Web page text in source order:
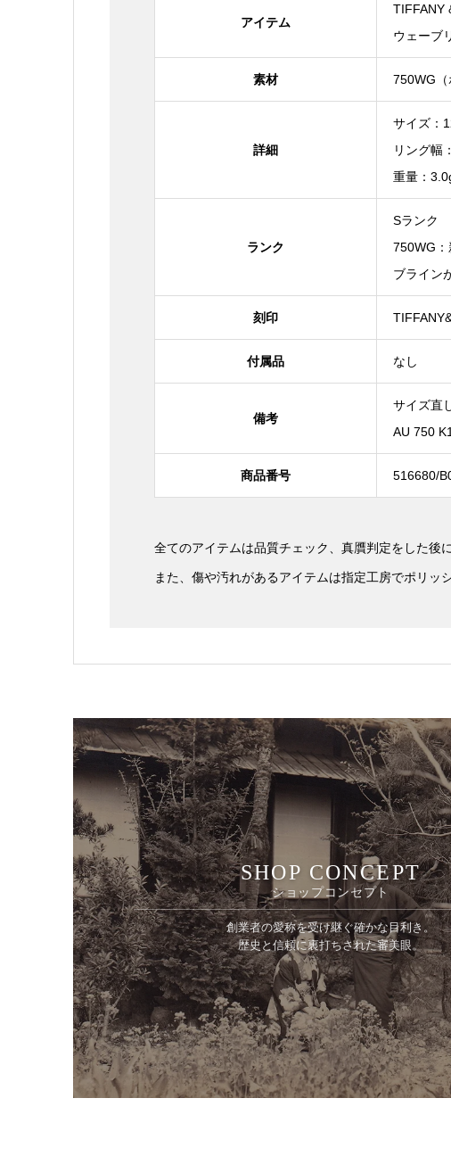
全てのアイテムは品質チェック、真贋判定をした後
また、傷や汚れがあるアイテムは指定工房でポリッ
アイテム
TIFFANY
ウェーブ
素材 750WG（
詳細
サイズ：
リング幅
重量：
ランク
Sランク
750WG
ブライン
刻印
付属品 なし
備考
サイズ直
AU 750
商品番号 516680/
SHOP CONCEPT
ショップコンセプト
創業者の愛称を受け継ぐ確かな目利き。
歴史と信頼に裏打ちされた審美眼。